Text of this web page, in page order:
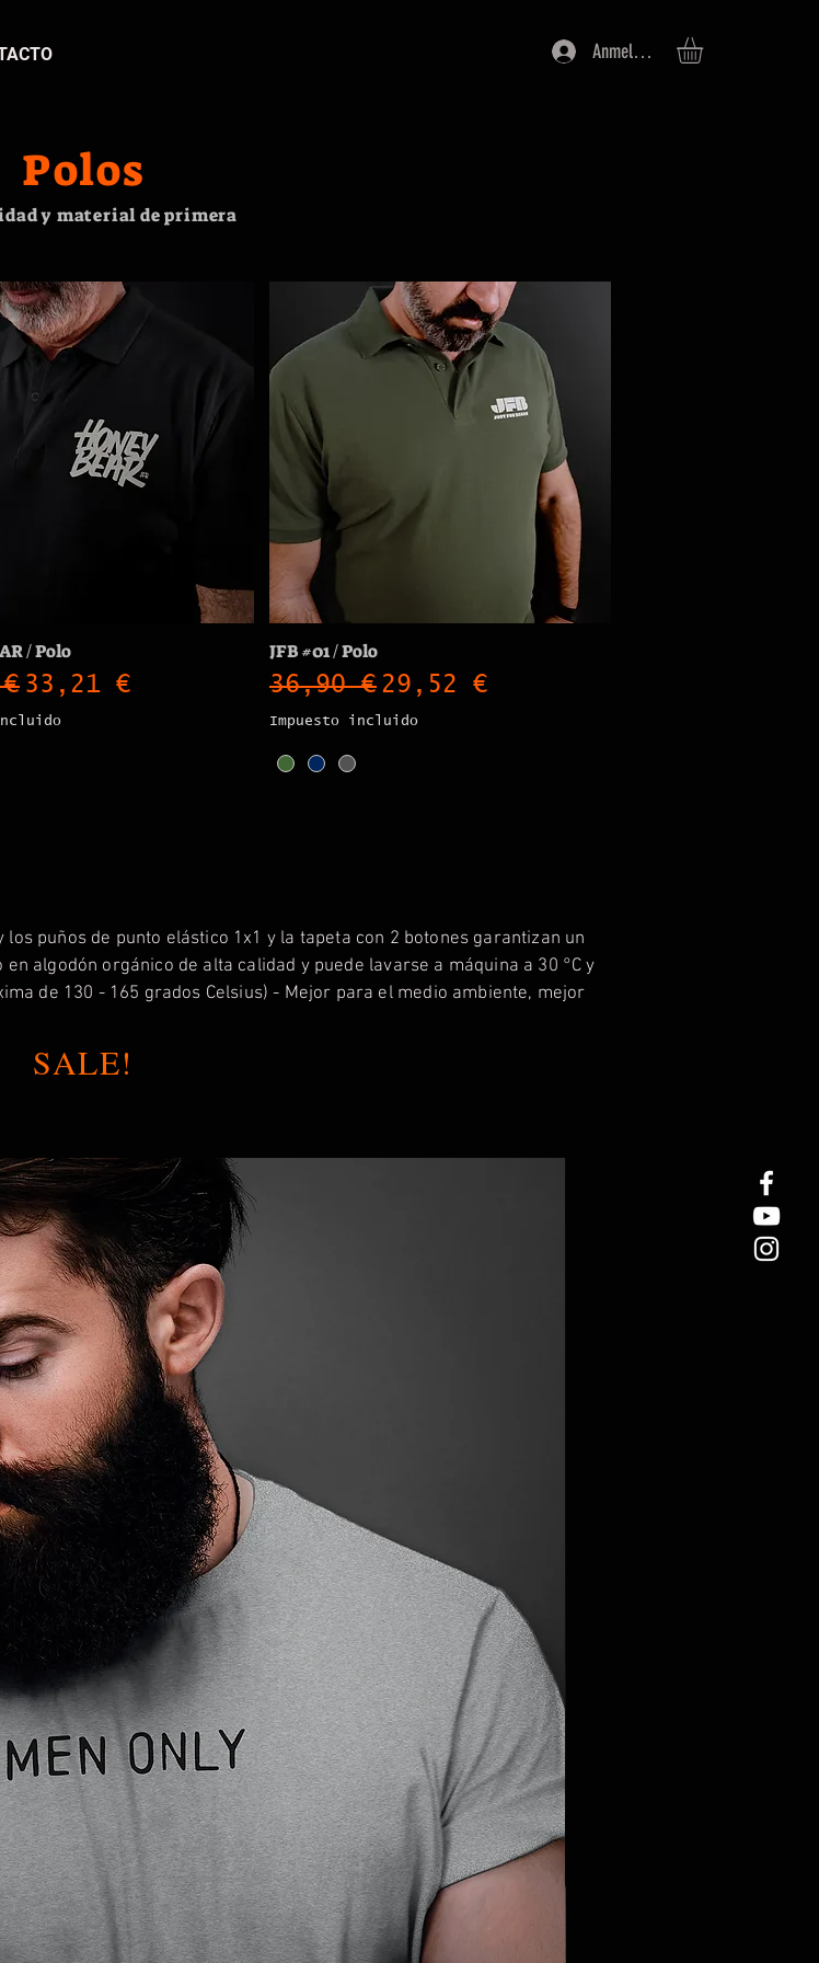
Anmelden
Polos
y material de primera
/ Polo
Precio de oferta
33,21 €
JFB #01 / Polo
Precio
36,90 € Precio de oferta
29,52 €
Impuesto incluido
puños de punto elástico 1x1 y la tapeta con 2 botones garantizan un
algodón orgánico de alta calidad y puede lavarse a máquina a 30 °C y
de 130 - 165 grados Celsius) - Mejor para el medio ambiente, mejor
SALE!